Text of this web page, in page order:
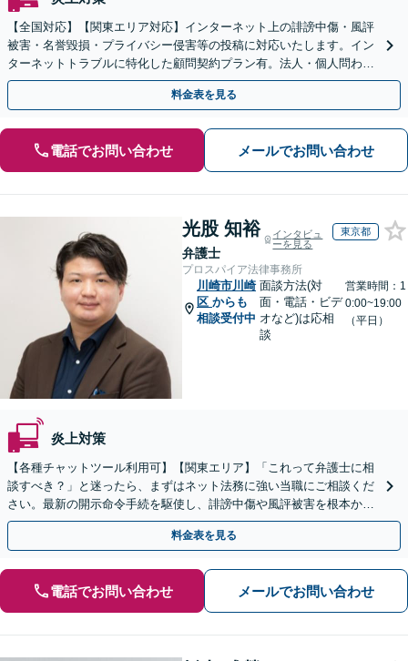
【全国対応】【関東エリア対応】インターネット上の誹謗中傷・風評
被害・名誉毀損・プライバシー侵害等の投稿に対応いたします。イン
ターネットトラブルに特化した顧問契約プラン有。法人・個人問わず
お気軽にご相談下さい。【オンライン相談可】
料金表を見る
電話でお問い合わせ メールでお問い合わせ
光股 知裕
弁護士
インタビュ
ーを見る
東京都
プロスパイア法律事務所
川崎市川崎
区 からも
相談受付中
面談方法(対
面・電話・ビデ
オなど)は応相
談
営業時間：1
0:00~19:00
（平日）
炎上対策
【各種チャットツール利用可】【関東エリア】「これって弁護士に相
談すべき？」と迷ったら、まずはネット法務に強い当職にご相談くだ
さい。最新の開示命令手続を駆使し、誹謗中傷や風評被害を根本から
解決します。最終的な終結を見据えて適切に対応します。
料金表を見る
電話でお問い合わせ メールでお問い合わせ